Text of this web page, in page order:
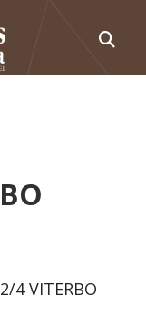
4 VITERBO